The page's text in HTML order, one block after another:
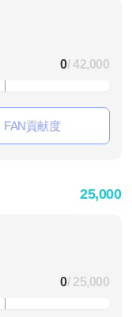
0/ 42,000
FAN貢献度
25,000
0/ 25,000